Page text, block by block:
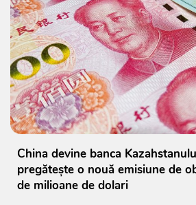
China devine banca
pregătește o nouă emisiune de
de milioane de dolari